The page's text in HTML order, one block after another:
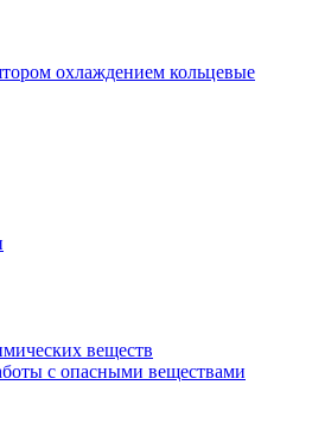
охлаждением кольцевые
веществ
с опасными веществами